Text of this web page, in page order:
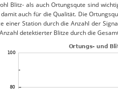
Blitz- als auch Ortungsqute sind
auch für die Qualität. Die
einer Station durch die Anzahl der
detektierter Blitze durch die